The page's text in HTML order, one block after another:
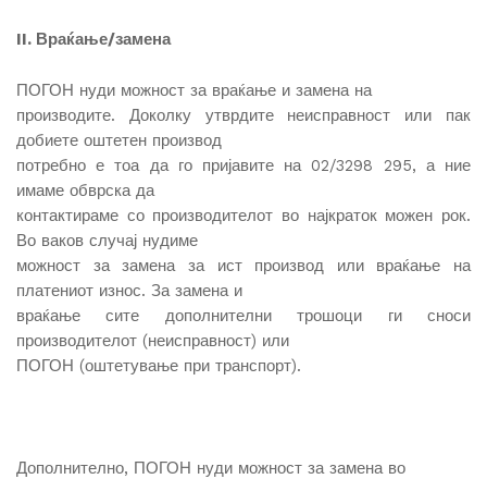
II. Враќање/замена
ПОГОН нуди можност за враќање и замена на
производите. Доколку утврдите неисправност или пак
добиете оштетен производ
потребно е тоа да го пријавите на 02/3298 295, а ние
имаме обврска да
контактираме со производителот во најкраток можен рок.
Во ваков случај нудиме
можност за замена за ист производ или враќање на
платениот износ. За замена и
враќање сите дополнителни трошоци ги сноси
производителот (неисправност) или
ПОГОН (оштетување при транспорт).
Дополнително, ПОГОН нуди можност за замена во